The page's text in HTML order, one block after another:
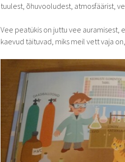
tuulest, õhuvooludest, atmosfäärist,
Vee peatükis on juttu vee
kaevud täituvad, miks meil vett vaja